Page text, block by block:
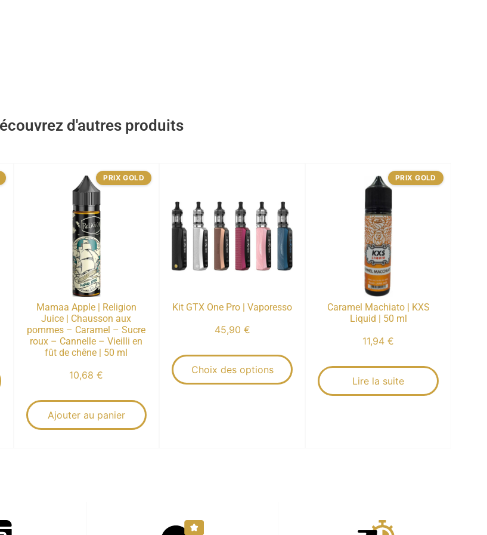
d'autres produits
Mamaa Apple | Religion
Juice | Chausson aux
pommes – Caramel – Sucre
roux – Cannelle – Vieilli en
fût de chêne | 50 ml
10,68€
Ajouter au panier
PRIX GOLD
Kit GTX One Pro | Vaporesso
45,90 €
Choix des options
Caramel Machiato | KXS
Liquid | 50 ml
11,94€
Lire la suite
PRIX GOLD